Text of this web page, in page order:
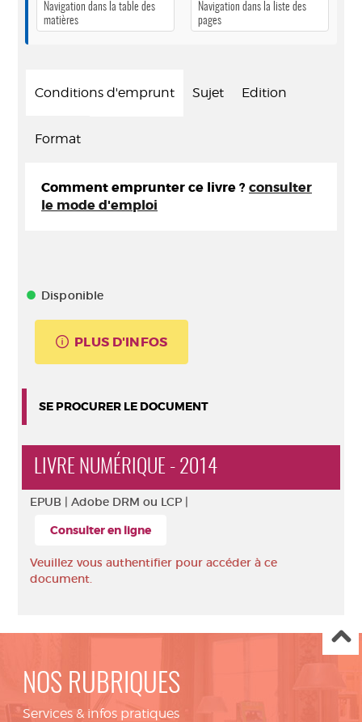
Navigation dans la table des
matières
Navigation dans la liste des
pages
Conditions d'emprunt Sujet Edition
Format
Comment emprunter ce livre ? consulter
le mode d'emploi
Disponible
PLUS D'INFOS
SE PROCURER LE DOCUMENT
LIVRE NUMÉRIQUE - 2014
EPUB | Adobe DRM ou LCP |
Consulter en ligne
Veuillez vous authentifier pour accéder à ce
document.
NOS RUBRIQUES
Services & infos pratiques